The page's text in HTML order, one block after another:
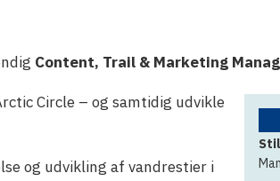
Content, Trail & Marketing
Circle – og samtidig udvikle
og udvikling af vandrestier i